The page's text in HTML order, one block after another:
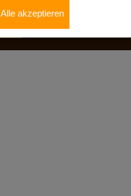
Alle akzeptieren